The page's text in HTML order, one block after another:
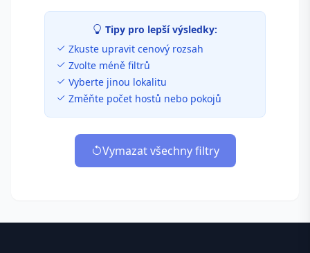
Tipy pro lepší výsledky:
Zkuste upravit cenový rozsah
Zvolte méně filtrů
Vyberte jinou lokalitu
Změňte počet hostů nebo pokojů
Vymazat všechny filtry